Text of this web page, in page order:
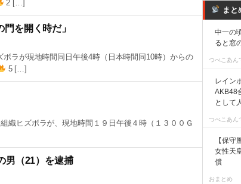
2 […]
を開く時だ」
ラが現地時間同日午後4時（日本時間同10時）からの
5 […]
織ヒズボラが、現地時間１９日午後４時（１３００Ｇ
男（21）を逮捕
まと
中一の
ると窓
つべこあん
レイン
AKB48
として
つべこあん
【保守
女性天
償
おまとめ